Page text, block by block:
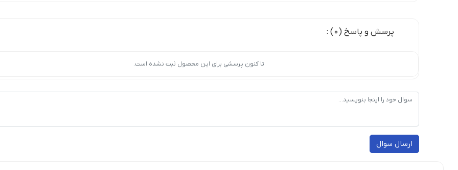
پرسش و پاسخ (0) :
تا کنون پرسشی برای این محصول ثبت نشده است.
ارسال سوال